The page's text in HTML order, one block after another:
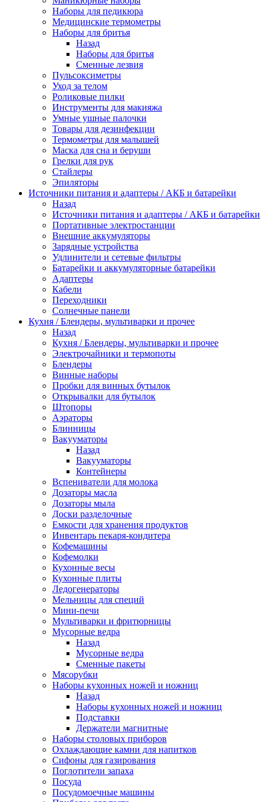
Наборы для педикюра
Медицинские термометры
Наборы для бритья
Назад
Наборы для бритья
Сменные лезвия
Пульсоксиметры
Уход за телом
Роликовые пилки
Инструменты для макияжа
Умные ушные палочки
Товары для дезинфекции
Термометры для малышей
Маска для сна и беруши
Грелки для рук
Стайлеры
Эпиляторы
Источники питания и адаптеры / АКБ и батарейки
Назад
Источники питания и адаптеры / АКБ и батарейки
Портативные электростанции
Внешние аккумуляторы
Зарядные устройства
Удлинители и сетевые фильтры
Батарейки и аккумуляторные батарейки
Адаптеры
Кабели
Переходники
Солнечные панели
Кухня / Блендеры, мультиварки и прочее
Назад
Кухня / Блендеры, мультиварки и прочее
Электрочайники и термопоты
Блендеры
Винные наборы
Пробки для винных бутылок
Открывалки для бутылок
Штопоры
Аэраторы
Блинницы
Вакууматоры
Назад
Вакууматоры
Контейнеры
Вспениватели для молока
Дозаторы масла
Дозаторы мыла
Доски разделочные
Емкости для хранения продуктов
Инвентарь пекаря-кондитера
Кофемашины
Кофемолки
Кухонные весы
Кухонные плиты
Ледогенераторы
Мельницы для специй
Мини-печи
Мультиварки и фритюрницы
Мусорные ведра
Назад
Мусорные ведра
Сменные пакеты
Мясорубки
Наборы кухонных ножей и ножниц
Назад
Наборы кухонных ножей и ножниц
Подставки
Держатели магнитные
Наборы столовых приборов
Охлаждающие камни для напитков
Сифоны для газирования
Поглотители запаха
Посуда
Посудомоечные машины